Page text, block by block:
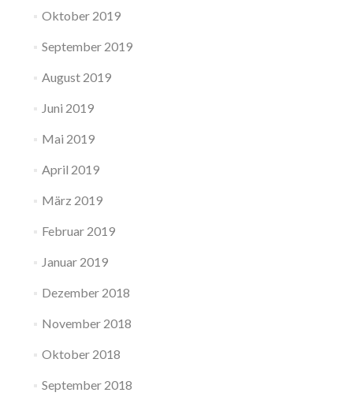
Oktober 2019
September 2019
August 2019
Juni 2019
Mai 2019
April 2019
März 2019
Februar 2019
Januar 2019
Dezember 2018
November 2018
Oktober 2018
September 2018